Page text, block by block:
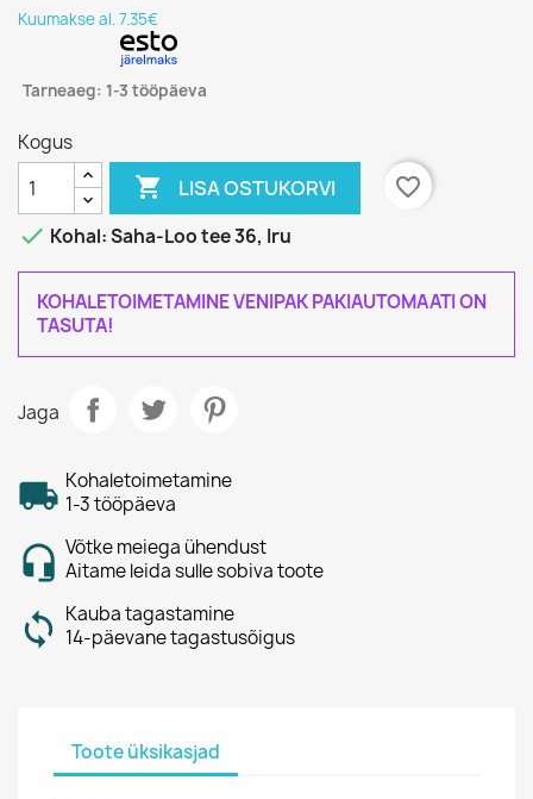
Kuumakse al. 7.35€
Tarneaeg: 1-3 tööpäeva
Kogus
 LISA OSTUKORVI
favorite_border
 Kohal: Saha-Loo tee 36, Iru
KOHALETOIMETAMINE VENIPAK PAKIAUTOMAATI ON
TASUTA!
Jaga
Kohaletoimetamine
1-3 tööpäeva
Võtke meiega ühendust
Aitame leida sulle sobiva toote
Kauba tagastamine
14-päevane tagastusõigus
Toote üksikasjad